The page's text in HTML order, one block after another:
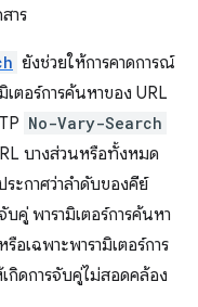
าร
ยังช่วยให้การคาดการณ์
ตอร์การค้นหาของ URL
No-Vary-Search
บางส่วนหรือทั้งหมด
ะกาศว่าลําดับของคีย์
บคู่ พารามิเตอร์การค้นหา
อเฉพาะพารามิเตอร์การ
กิดการจับคู่ไม่สอดคล้อง